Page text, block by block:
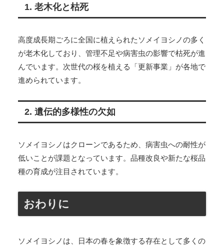
1. 老木化と枯死
高度成長期ごろに全国に植えられたソメイヨシノの多く
が老木化しており、管理不足や病害虫の影響で枯死が進
んでいます。次世代の桜を植える「更新事業」が各地で
進められています。
2. 遺伝的多様性の欠如
ソメイヨシノはクローンであるため、病害虫への耐性が
低いことが課題となっています。品種改良や新たな桜品
種の育成が注目されています。
おわりに
ソメイヨシノは、日本の春を象徴する存在として多くの